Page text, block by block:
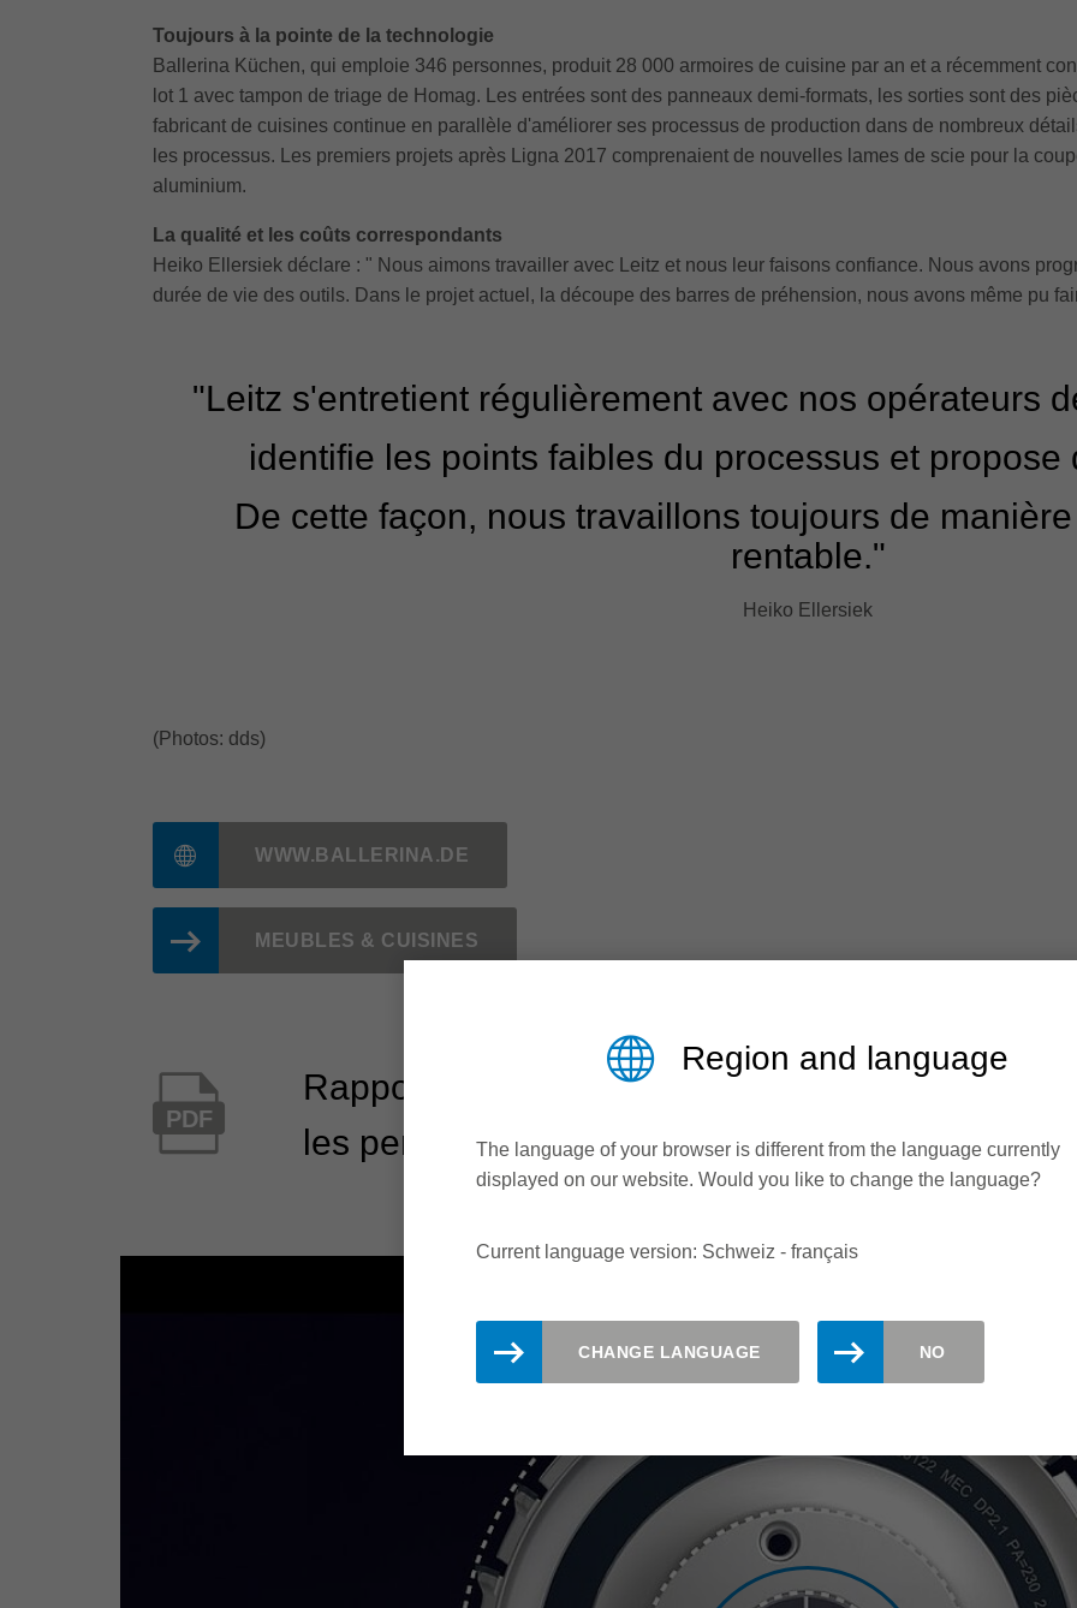
Toujours à la pointe de la technologie
Ballerina Küchen, qui emploie 346 personnes, produit 28 000 armoires de cuisine par an et a récemment
lot 1 avec tampon de triage de Homag. Les entrées sont des panneaux demi-formats, les sorties sont des
fabricant de cuisines continue en parallèle d'améliorer ses processus de production dans de nombreux
les processus. Les premiers projets après Ligna 2017 comprenaient de nouvelles lames de scie pour la
aluminium.
La qualité et les coûts correspondants
Heiko Ellersiek déclare : " Nous aimons travailler avec Leitz et nous leur faisons confiance. Nous avons
durée de vie des outils. Dans le projet actuel, la découpe des barres de préhension, nous avons même pu
"Leitz s'entretient régulièrement avec nos opérateurs
identifie les points faibles du processus et propose
De cette façon, nous travaillons toujours de
rentable."
Heiko Ellersiek
(Photos: dds)
WWW.BALLERINA.DE
MEUBLES & CUISINES
PDF
Rapport d'utilisateur dds 07/2021 - Traquer
les pertes de temps
Region and language
The language of your browser is different from the language currently
displayed on our website. Would you like to change the language?
Current language version: Schweiz - français
CHANGE LANGUAGE NO